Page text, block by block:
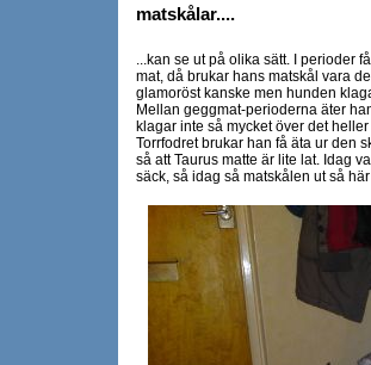
matskålar....
...kan se ut på olika sätt. I perioder
mat, då brukar hans matskål vara
glamoröst kanske men hunden
Mellan geggmat-perioderna äter
klagar inte så mycket över det
Torrfodret brukar han få äta ur den
så att Taurus matte är lite lat. Idag
säck, så idag så matskålen ut så